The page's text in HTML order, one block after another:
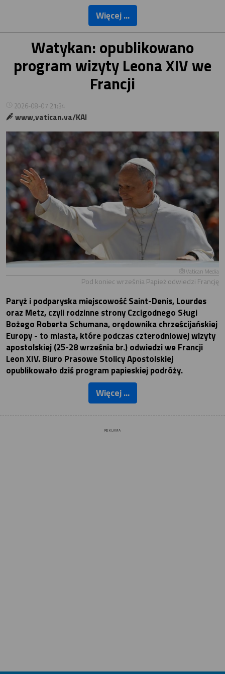
Więcej ...
Watykan: opublikowano
program wizyty Leona XIV we
Francji
2026-08-07 21:34
www,vatican.va/KAI
Vatican Media
Pod koniec września Papież odwiedzi Francję
Paryż i podparyska miejscowość Saint-Denis, Lourdes
oraz Metz, czyli rodzinne strony Czcigodnego Sługi
Bożego Roberta Schumana, orędownika chrześcijańskiej
Europy - to miasta, które podczas czterodniowej wizyty
apostolskiej (25-28 września br.) odwiedzi we Francji
Leon XIV. Biuro Prasowe Stolicy Apostolskiej
opublikowało dziś program papieskiej podróży.
Więcej ...
REKLAMA